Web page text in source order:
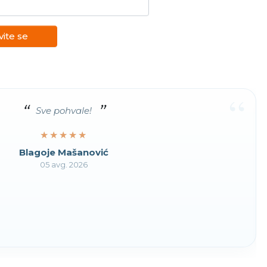
se
Sve pohvale!
★★★★★
★★★★★
Blagoje Mašanović
05 avg. 2026